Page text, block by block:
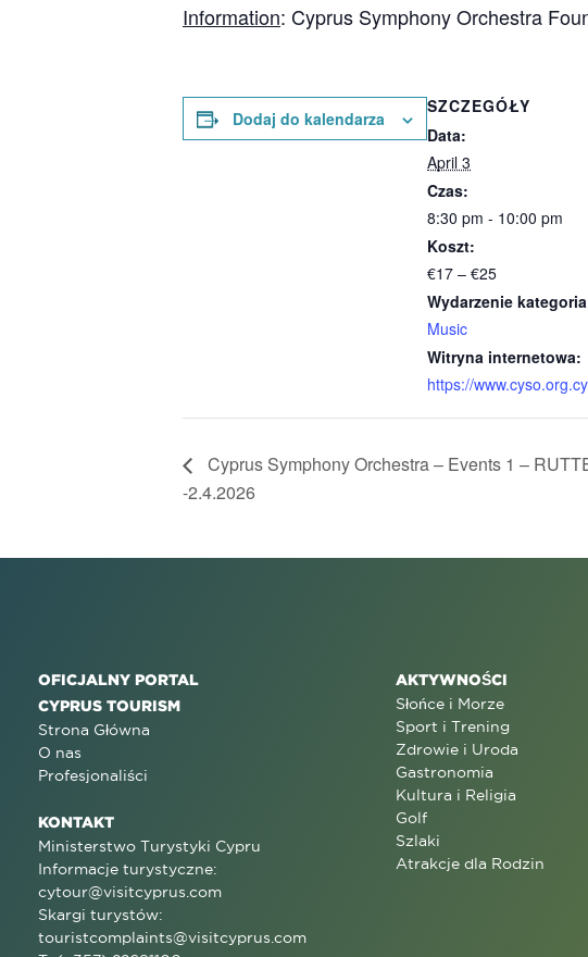
Information: Cyprus Symphony Orchestra
Dodaj do kalendarza
SZCZEGÓŁY
Data:
April 3
Czas:
8:30 pm - 10:00 pm
Koszt:
€17 – €25
Wydarzenie
Music
Witryna internetowa:
https://www.cyso.org.cy
Cyprus Symphony Orchestra – Events 1 –
-2.4.2026
OFICJALNY PORTAL
CYPRUS TOURISM
Strona Główna
O nas
Profesjonaliści
KONTAKT
Ministerstwo Turystyki Cypru
Informacje turystyczne:
cytour@visitcyprus.com
Skargi turystów:
touristcomplaints@visitcyprus.com
AKTYWNOŚCI
Słońce i Morze
Sport i Trening
Zdrowie i Uroda
Gastronomia
Kultura i Religia
Golf
Szlaki
Atrakcje dla Rodzin